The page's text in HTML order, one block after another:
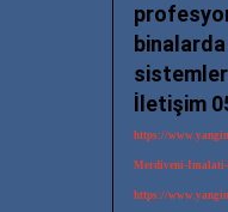
İletişim
https://
Merdiveni-
https://